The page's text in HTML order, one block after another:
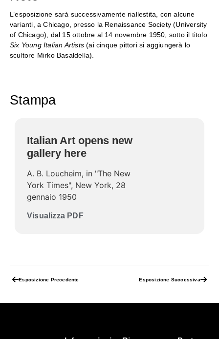
L’esposizione sarà successivamente riallestita, con alcune
varianti, a Chicago, presso la Renaissance Society (University
of Chicago), dal 15 ottobre al 14 novembre 1950, sotto il titolo
Six Young Italian Artists(ai cinque pittori si aggiungerà lo
scultore Mirko Basaldella).
Stampa
Italian Art opens new
gallery here
A. B. Loucheim, in "The New
York Times", New York, 28
gennaio 1950
Visualizza PDF
Esposizione Precedente Esposizione Successiva